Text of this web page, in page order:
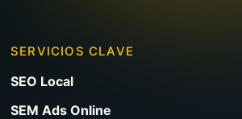
SERVICIOS CLAVE
SEO Local
SEM Ads Online